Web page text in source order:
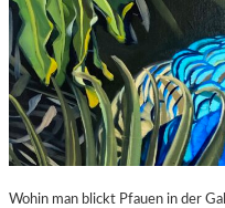
Wohin man blickt Pfauen in der